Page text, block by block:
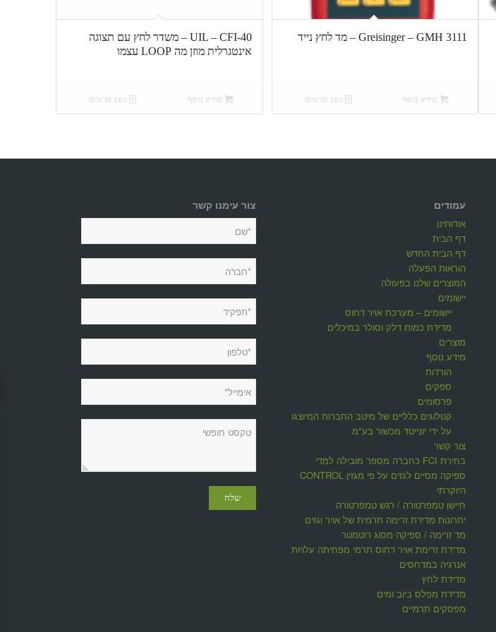
Greisinger – GMH 3111 – מד לחץ נייד
מידע נוסף הצג פרטים
UIL – CFI-40 – משדר לחץ עם תצוגה
אינטגרלית מוזן מה LOOP עצמו
מידע נוסף הצג פרטים
צור עימנו קשר עמודים
אודותינו
דף הבית
דף הבית החדש
הוראות הפעלה
המוצרים שלנו בפעולה
יישומים
יישומים – מערכת אויר דחוס
מדידת כמות דלק וסולר במיכלים
מוצרים
מידע נוסף
הורדות
ספקים
פרסומים
קטלוגים כלליים של מיטב החברות המיוצגות
על ידי יונייטד מכשור בע"מ
צור קשר
בחירת FCI כחברה מספר מובילה למדי
ספיקה מסיים לגזים על פי מגזין CONTROL
היוקרתי
חיישן טמפרטורה / רגש טמפרטורה
יתרונות מדידת זרימה תרמית של אויר וגזים
מד זרימה / ספיקה מסוג רוטמטר
מדידת זרימת אויר דחוס תרמי מפחיתה עלויות
אנרגיה במדחסים
מדידת לחץ
מדידת מפלס ביוב ומים
מפסקים תרמיים